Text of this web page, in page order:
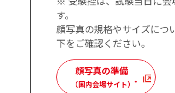
す。
顔写真の規格やサイズにつ
下をご確認ください。
顔写真の準備
（国内会場サイト） *